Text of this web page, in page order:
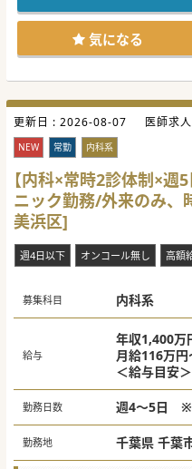
先生は大歓迎です。
池袋駅から最寄駅までは
で通勤し易い立地です。
#年度内入職可 #秋入職可
気になる
更新日 : 2026-08-07 医師求
NEW 常勤 内科系
【内科×常時2診体制×週
ニック勤務/外来のみ、
美浜区]
週4日以下 オンコール無し 高額
募集科目 内科系
給与
年収1,400万
月給116万
＜給与目安＞
週4日：年収
週5日：年収
※ご経験・お
勤務日数 週4～5日 ※
勤務地 千葉県